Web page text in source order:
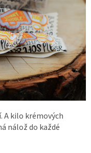
A kilo krémových
nálož do každé